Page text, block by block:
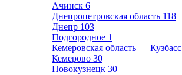
Ачинск 6
Днепропетровская область 118
Днепр 103
Подгородное 1
Кемеровская область — Кузбасс
Кемерово 30
Новокузнецк 30